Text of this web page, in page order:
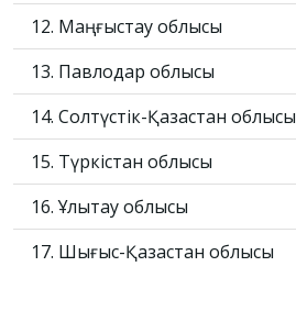
12. Маңғыстау облысы
13. Павлодар облысы
14. Солтүстік-Қазақстан облысы
15. Түркістан облысы
16. Ұлытау облысы
17. Шығыс-Қазақстан облысы